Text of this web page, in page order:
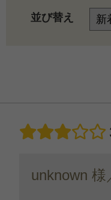
並び替え
unknown 様